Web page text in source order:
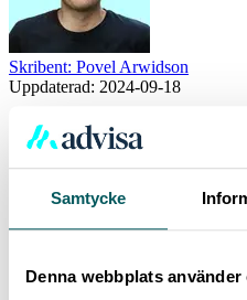
Samtycke
Denna webbplats använder
Skribent: Povel Arwidson
Uppdaterad: 2024-09-18
Flera år som ekonomi- och
fundament för att leverera
här på Advisa.se.